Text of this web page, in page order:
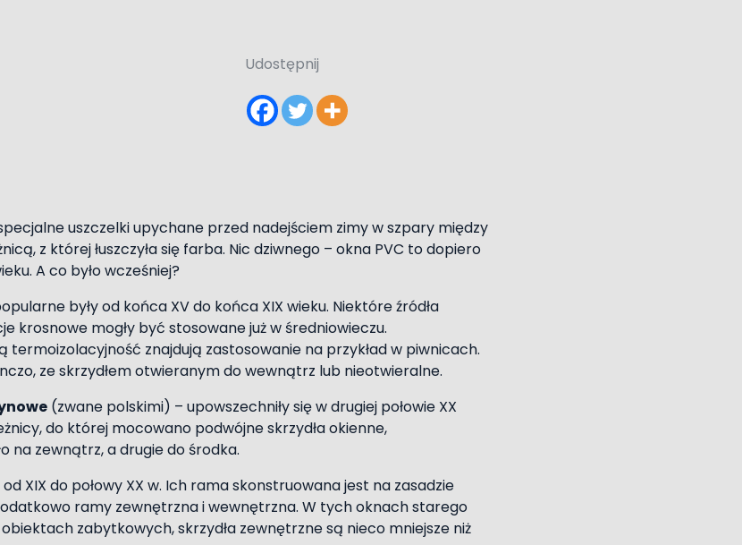
Udostępnij
uszczelki upychane przed nadejściem zimy w szpary między
z której łuszczyła się farba. Nic dziwnego – okna PVC to dopiero
A co było wcześniej?
były od końca XV do końca XIX wieku. Niektóre źródła
krosnowe mogły być stosowane już w średniowieczu.
termoizolacyjność znajdują zastosowanie na przykład w piwnicach.
ze skrzydłem otwieranym do wewnątrz lub nieotwieralne.
(zwane polskimi) – upowszechniły się w drugiej połowie XX
do której mocowano podwójne skrzydła okienne,
na zewnątrz, a drugie do środka.
od XIX do połowy XX w. Ich rama skonstruowana jest na zasadzie
ramy zewnętrzna i wewnętrzna. W tych oknach starego
zabytkowych, skrzydła zewnętrzne są nieco mniejsze niż